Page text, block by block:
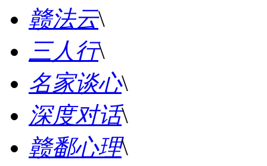
赣法云\
三人行\
名家谈心\
深度对话\
赣鄱心理\